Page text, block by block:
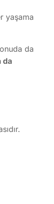
yaşama
da
da